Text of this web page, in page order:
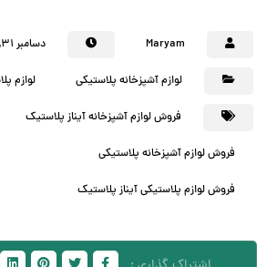
Maryam دسامبر ۳۱, ۲۰۱۸
لوازم آشپزخانه پلاستیکی لوازم
فروش لوازم آشپزخانه آیناز پلاستیک
فروش لوازم آشپزخانه پلاستیکی
فروش لوازم پلاستیکی آیناز پلاستیک